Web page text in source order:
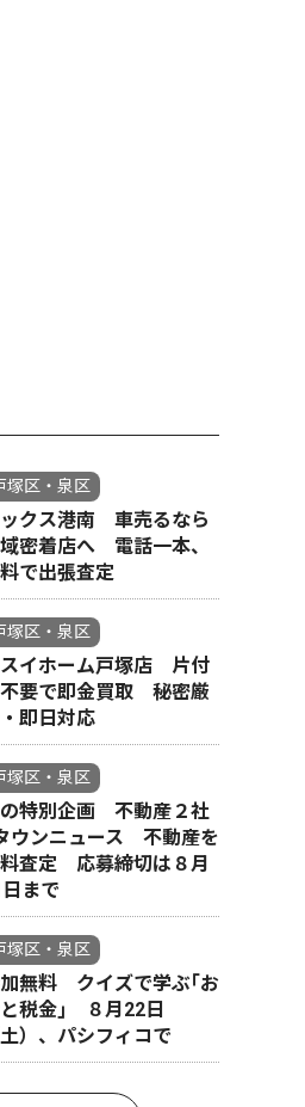
塚区・泉区
クス港南 車売るなら
密着店へ 電話一本、
で出張査定
塚区・泉区
イホーム戸塚店 片付
要で即金買取 秘密厳
即日対応
塚区・泉区
特別企画 不動産２社
ウンニュース 不動産を
査定 応募締切は８月
まで
塚区・泉区
無料 クイズで学ぶ｢お
税金｣ ８月22日
土）、パシフィコで